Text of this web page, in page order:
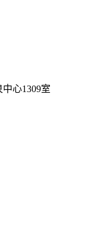
心1309室